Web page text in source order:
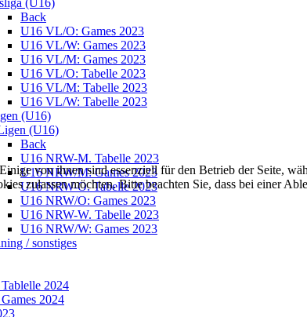
(U16)
Back
U16 VL/O: Games 2023
U16 VL/W: Games 2023
U16 VL/M: Games 2023
U16 VL/O: Tabelle 2023
U16 VL/M: Tabelle 2023
U16 VL/W: Tabelle 2023
(U16)
(U16)
Back
U16 NRW-M. Tabelle 2023
U16 NRW/M: Games 2023
U16 NRW-O. Tabelle 2023
U16 NRW/O: Games 2023
U16 NRW-W. Tabelle 2023
U16 NRW/W: Games 2023
/ sonstiges
2024
2024
von ihnen sind essenziell für den Betrieb der Seite,
zulassen möchten. Bitte beachten Sie, dass bei einer